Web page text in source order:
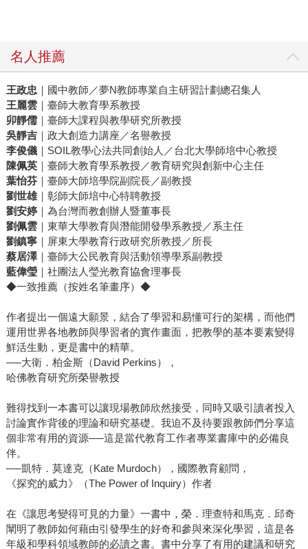
名人推薦
王政忠 ｜國中教師／夢N教師專業自主研習計劃總召集人
王麗雲｜臺師大教育學系教授
卯靜儒｜臺師大課程與教學研究所教授
吳靜吉｜政大創造力講座／名譽教授
李俊儀｜SOIL教學心法共同創始人／台北大學師培中心教授
陳佩英｜臺師大教育學系教授／教育研究與創新中心主任
葉怡芬｜臺師大師培學院副院長／副教授
劉世雄｜彰師大師培中心特聘教授
劉安婷｜為台灣而教創辦人暨董事長
劉佩雲｜東華大學教育與潛能開發學系教授／系主任
劉鎮寧｜屏東大學教育行政研究所教授／所長
蔡居澤｜臺師大公民教育與活動領導學系副教授
藍偉瑩｜社團法人瑩光教育協會理事長
◆一致推薦（按姓名筆畫序）◆
作者提出一個遠大願景，結合了學習和易懂可行的架構，而他們
運用世界各地教師與學習者的實作畫面，把教學的基本要素變得
鮮活生動，更是書中的精華。
──大衛．柏金斯（David Perkins），
哈佛教育研究所榮譽教授
難得找到一本書可以讓現場教師欣然接受，同時又吸引讀者投入
討論實作背後的理論和研究基礎。我迫不及待要跟教師們分享這
個非常有用的資源──這是當代教育工作者專業書庫中的必備良
伴。
──凱特．莫達克（Kate Murdoch），國際教育顧問，
《探究的威力》（The Power of Inquiry）作者
在《讓思考變得可見的力量》一書中，榮．理查特和馬克．邱奇
闡明了教師如何藉由引發學生的好奇和參與來深化學習，這是各
年級和學科領域教師的必讀之書。書中分享了有用的建議和研究